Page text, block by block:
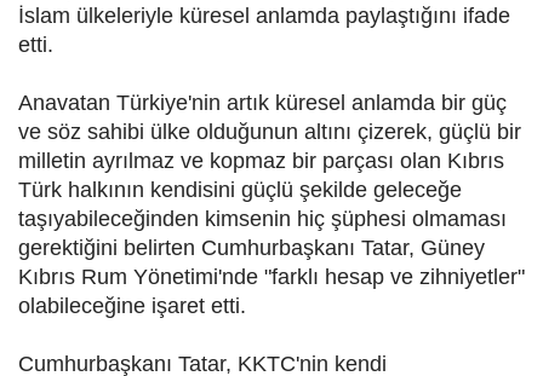
İslam ülkeleriyle küresel anlamda paylaştığını ifade
etti.
Anavatan Türkiye'nin artık küresel anlamda bir güç
ve söz sahibi ülke olduğunun altını çizerek, güçlü bir
milletin ayrılmaz ve kopmaz bir parçası olan Kıbrıs
Türk halkının kendisini güçlü şekilde geleceğe
taşıyabileceğinden kimsenin hiç şüphesi olmaması
gerektiğini belirten Cumhurbaşkanı Tatar, Güney
Kıbrıs Rum Yönetimi'nde "farklı hesap ve zihniyetler"
olabileceğine işaret etti.
Cumhurbaşkanı Tatar, KKTC'nin kendi